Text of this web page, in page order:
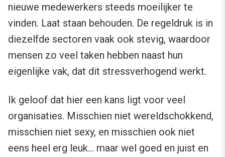
nieuwe medewerkers steeds moeilijker te
vinden. Laat staan behouden. De regeldruk is in
diezelfde sectoren vaak ook stevig, waardoor
mensen zo veel taken hebben naast hun
eigenlijke vak, dat dit stressverhogend werkt.
Ik geloof dat hier een kans ligt voor veel
organisaties. Misschien niet wereldschokkend,
misschien niet sexy, en misschien ook niet
eens heel erg leuk… maar wel goed en juist en